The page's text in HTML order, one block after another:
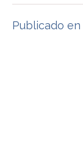
Publicado en